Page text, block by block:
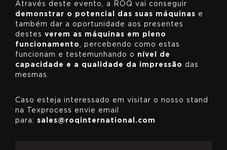
Através deste evento, a ROQ vai conseguir
demonstrar o potencial das suas máquinas e
também dar a oportunidade aos presentes
destes verem as máquinas em pleno
funcionamento, percebendo como estas
funcionam e testemunhando o nível de
capacidade e a qualidade da impressão das
mesmas.
Caso esteja interessado em visitar o nosso stand
na Texprocess envie email
para: sales@roqinternational.com